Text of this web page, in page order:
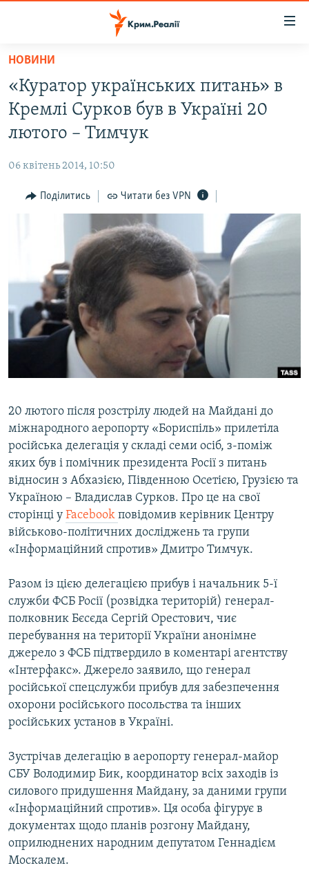
Перейти
основного
матеріалу
Перейти
до
основної
Перейти
ВОДА.КРИМ
ВІДЕО ТА ФОТО
БЛОГИ
ПОГЛЯД
ВСЕ ЗА ДЕНЬ
СПЕЦПРОЕКТИ
ДЕПОРТАЦІЯ
ВІДЕОУРОКИ «ELIFBE»
СВІДЧЕННЯ ОКУПАЦІЇ
УКРАЇНСЬКА ПРОБЛЕМА КРИМУ
ЯК ОБІЙТИ БЛОКУВАННЯ
Русский
Усі сайти RFE/RL
НОВИНИ
«Куратор українських питань» в
Кремлі Сурков був в Україні 20
лютого – Тимчук
06 квітень 2014, 10:50
Поділитись Читати без VPN
20 лютого після розстрілу людей на Майдані до
міжнародного аеропорту «Бориспіль» прилетіла
російська делегація у складі семи осіб, з-поміж
яких був і помічник президента Росії з питань
відносин з Абхазією, Південною Осетією, Грузією та
Україною – Владислав Сурков. Про це на свої
сторінці у Facebook повідомив керівник Центру
військово-політичних досліджень та групи
«Інформаційний спротив» Дмитро Тимчук.
Разом із цією делегацією прибув і начальник 5-ї
служби ФСБ Росії (розвідка територій) генерал-
полковник Бєсєда Сергій Орестович, чиє
перебування на території України анонімне
джерело з ФСБ підтвердило в коментарі агентству
«Інтерфакс». Джерело заявило, що генерал
російської спецслужби прибув для забезпечення
охорони російського посольства та інших
російських установ в Україні.
Зустрічав делегацію в аеропорту генерал-майор
СБУ Володимир Бик, координатор всіх заходів із
силового придушення Майдану, за даними групи
«Інформаційний спротив». Ця особа фігурує в
документах щодо планів розгону Майдану,
оприлюднених народним депутатом Геннадієм
Москалем.